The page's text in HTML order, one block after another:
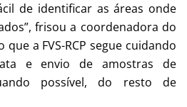
de identificar as áreas onde
frisou a coordenadora do
que a FVS-RCP segue cuidando
e envio de amostras de
possível, do resto de